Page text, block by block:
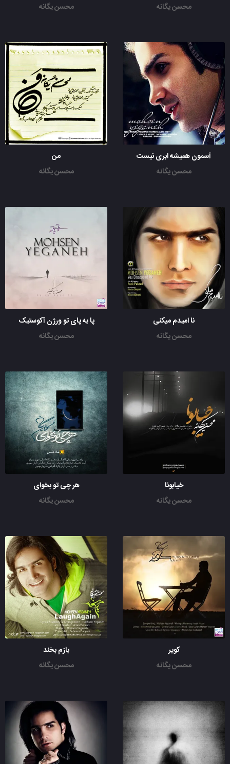
محسن یگانه
محسن یگانه
آسمون همیشه ابری نیست
محسن یگانه
من
محسن یگانه
نا امیدم میکنی
محسن یگانه
پا به پای تو ورژن آکوستیک
محسن یگانه
خیابونا
محسن یگانه
هر چی تو بخوای
محسن یگانه
کویر
محسن یگانه
بازم بخند
محسن یگانه